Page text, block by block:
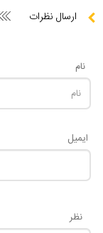
ارسال نظرات
نام
ایمیل
نظر